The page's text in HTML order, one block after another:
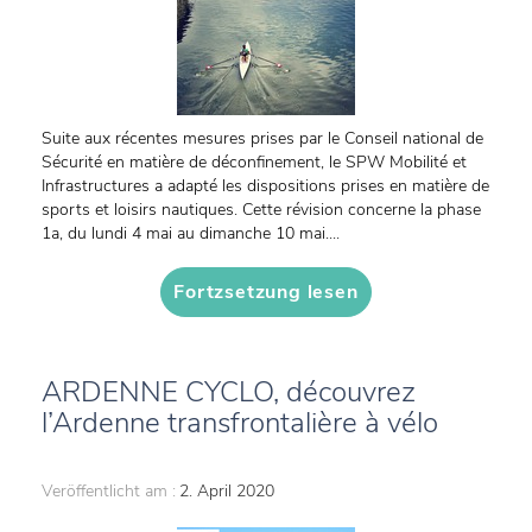
Suite aux récentes mesures prises par le Conseil national de
Sécurité en matière de déconfinement, le SPW Mobilité et
Infrastructures a adapté les dispositions prises en matière de
sports et loisirs nautiques. Cette révision concerne la phase
1a, du lundi 4 mai au dimanche 10 mai....
Fortzsetzung lesen
ARDENNE CYCLO, découvrez
l’Ardenne transfrontalière à vélo
Veröffentlicht am : 2. April 2020